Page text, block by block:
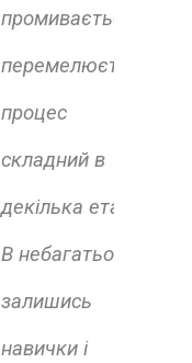
промивається,
перемелюється,
процес
складний в
декілька етапів.
В небагатьох
залишись
навички і